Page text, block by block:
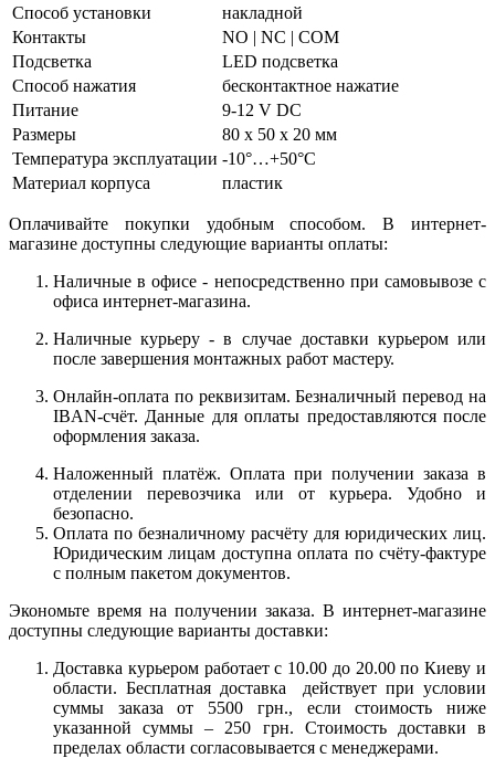
Способ установки
накладной
Контакты
NO | NC | COM
Подсветка
LED подсветка
Способ нажатия
бесконтактное нажатие
Питание
9-12 V DC
Размеры
80 х 50 х 20 мм
Температура эксплуатации -10°…+50°C
Материал корпуса
пластик
Оплачивайте покупки удобным способом. В интернет-
магазине доступны следующие варианты оплаты:
Наличные в офисе - непосредственно при самовывозе с
офиса интернет-магазина.
Наличные курьеру - в случае доставки курьером или
после завершения монтажных работ мастеру.
Онлайн-оплата по реквизитам. Безналичный перевод на
IBAN-счёт. Данные для оплаты предоставляются после
оформления заказа.
Наложенный платёж. Оплата при получении заказа в
отделении перевозчика или от курьера. Удобно и
безопасно.
Оплата по безналичному расчёту для юридических лиц.
Юридическим лицам доступна оплата по счёту-фактуре
с полным пакетом документов.
Экономьте время на получении заказа. В интернет-магазине
доступны следующие варианты доставки:
Доставка курьером работает с 10.00 до 20.00 по Киеву и
области. Бесплатная доставка действует при условии
суммы заказа от 5500 грн., если стоимость ниже
указанной суммы – 250 грн. Стоимость доставки в
пределах области согласовывается с менеджерами.